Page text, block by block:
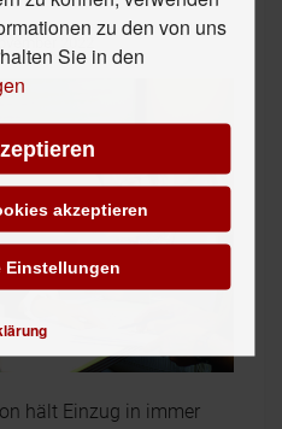
hält Einzug in immer
zu den von uns
Sie in den
akzeptieren
Einstellungen